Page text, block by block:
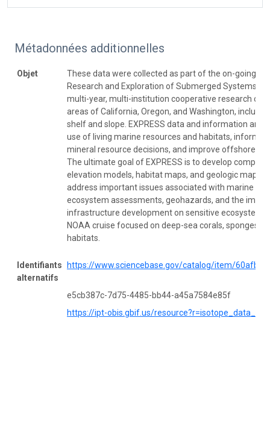
Métadonnées additionnelles
Objet
These data were collected as part of the on-going
Research and Exploration of Submerged Systems
multi-year, multi-institution cooperative research
areas of California, Oregon, and Washington,
shelf and slope. EXPRESS data and information are
use of living marine resources and habitats, inform
mineral resource decisions, and improve offshore
The ultimate goal of EXPRESS is to develop
elevation models, habitat maps, and geologic maps,
address important issues associated with marine
ecosystem assessments, geohazards, and the
infrastructure development on sensitive
NOAA cruise focused on deep-sea corals, sponges,
habitats.
Identifiants
alternatifs
https://www.sciencebase.gov/catalog/item/
e5cb387c-7d75-4485-bb44-a45a7584e85f
https://ipt-obis.gbif.us/